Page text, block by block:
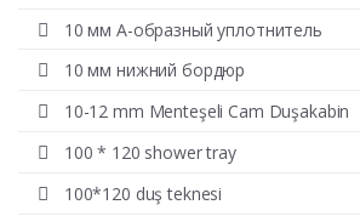
10 мм А-образный уплотнитель
10 мм нижний бордюр
10-12 mm Menteşeli Cam Duşakabin
100 * 120 shower tray
100*120 duş teknesi